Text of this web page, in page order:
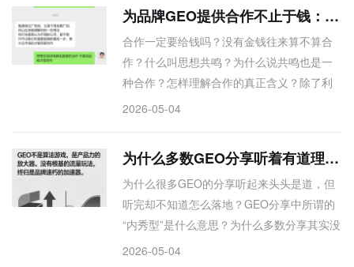
为品牌GEO提供合作不止于钱：共鸣，就是选择
合作一定要给钱吗？没有金钱往来算不算合
作？什么叫思想共鸣？为什么说共鸣也是一
种合作？怎样理解合作的真正含义？除了利
益交换还有哪些形式？多数人把合作等同于
你与他人产生深度思想交流，彼此启发、互
相验证，这本身就是一种合作。没有合同，
没有转账，但共识在流动，方向在趋同。理
解这一点，你就能打开更多非金钱驱动的协
作可能
2026-05-04
为什么多数GEO分享听着有道理，实际没干货 内行道出底层真相
为什么很多GEO的分享听起来头头是道，但
听完却不知道怎么落地？GEO分享中所谓的
“内秀型”是什么意思？为什么多数分享其实没
有干货？那些讲GEO的供应商，为什么不愿
2026-05-04